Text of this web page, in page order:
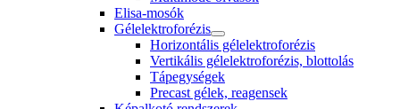
Elisa-mosók
Gélelektroforézis
Horizontális gélelektroforézis
Vertikális gélelektroforézis, blottolás
Tápegységek
Precast gélek, reagensek